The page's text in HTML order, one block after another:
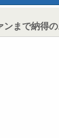
まで納得